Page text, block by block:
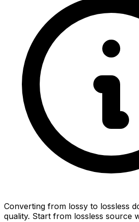
Converting from lossy to lossless
quality. Start from lossless source